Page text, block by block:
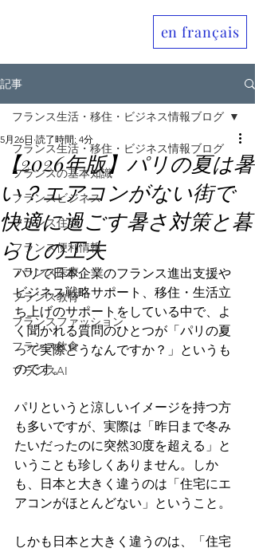
en français
記事
フランス生活・移住・ビジネス情報ブログ
フランスの基本知識
フランスビジネス
フランス住宅
フランス便利情報
フランス医療
フランス教育
フランスファッション
フランス飲食
フランスAI
フランス生活・移住・ビジネス情報ブログ
【2026年版】パリの夏は暑
い？エアコンがない街で
快適に過ごす暑さ対策と暮
らしの工夫
5月26日 読了時間: 4分
パリで日本企業のフランス進出支援や
ビジネス戦略サポート、移住・生活立
ち上げのサポートをしている中で、よ
く聞かれる質問のひとつが「パリの夏
って実際どうなんですか？」というも
のです。
パリというと涼しいイメージを持つ方
も多いですが、実際は「昨日まで冬み
たいだったのに突然30度を超える」と
いうことも珍しくありません。しか
も、日本と大きく違うのは「住宅にエ
アコンがほとんどない」ということ。
しかも日本と大きく違うのは、「住宅